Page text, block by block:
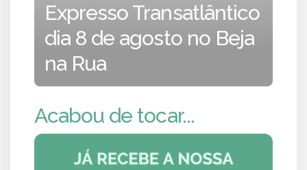
Expresso Transatlântico
dia 8 de agosto no Beja
na Rua
Acabou de tocar...